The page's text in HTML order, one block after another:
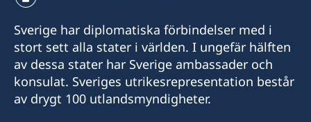
Sverige har diplomatiska förbindelser med i
stort sett alla stater i världen. I ungefär hälften
av dessa stater har Sverige ambassader och
konsulat. Sveriges utrikesrepresentation består
av drygt 100 utlandsmyndigheter.